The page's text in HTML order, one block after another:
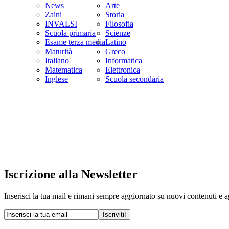
News
Zaini
INVALSI
Scuola primaria
Esame terza media
Maturità
Italiano
Matematica
Inglese
Arte
Storia
Filosofia
Scienze
Latino
Greco
Informatica
Elettronica
Scuola secondaria
Iscrizione alla Newsletter
Inserisci la tua mail e rimani sempre aggiornato su nuovi contenuti e